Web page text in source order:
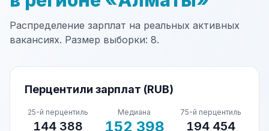
Распределение зарплат на реальных активных
вакансиях. Размер выборки: 8.
Перцентили зарплат (RUB)
25-й перцентиль
144 388
Медиана
152 398
75-й перцентиль
194 454